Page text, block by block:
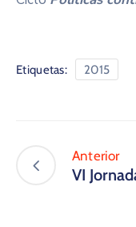
Etiquetas: 2015
Anterior
VI